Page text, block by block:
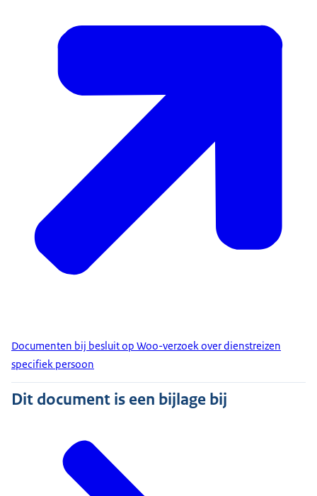
Documenten bij besluit op Woo-verzoek over dienstreizen
specifiek persoon
Dit document is een bijlage bij